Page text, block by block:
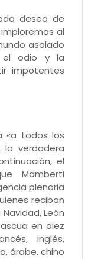
deseo de
al
asolado
el odio y la
impotentes
«a todos los
la verdadera
el
Mamberti
plenaria
reciban
León
en diez
inglés,
árabe, chino